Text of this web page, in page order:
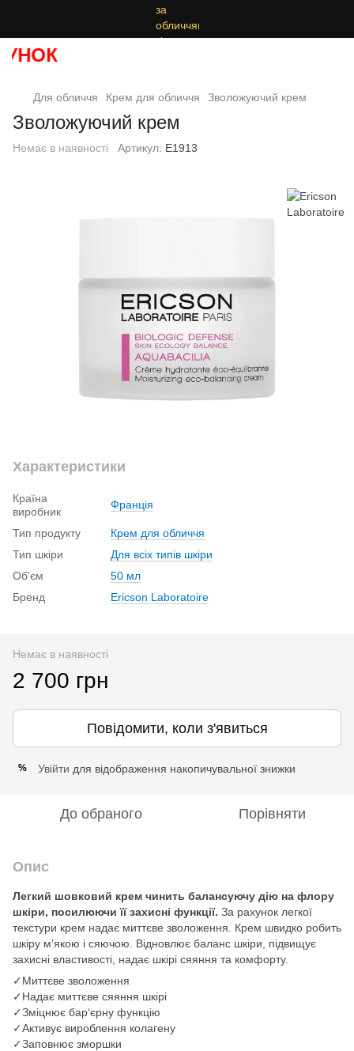
Для обличчя Крем для обличчя Зволожуючий крем
Зволожуючий крем
Немає в наявності Артикул: E1913
Характеристики
Країна
виробник
Франція
Тип продукту
Крем для обличчя
Тип шкіри
Для всіх типів шкіри
Об'єм
50 мл
Бренд
Ericson Laboratoire
Немає в наявності
2 700 грн
Повідомити, коли з'явиться
% Увійти для відображення накопичувальної знижки
До обраного Порівняти
Опис
Легкий шовковий крем чинить балансуючу дію на флору
шкіри, посилюючи її захисні функції. За рахунок легкої
текстури крем надає миттєве зволоження. Крем швидко робить
шкіру м’якою і сяючою. Відновлює баланс шкіри, підвищує
захисні властивості, надає шкірі сяяння та комфорту.
✓Миттєве зволоження
✓Надає миттєве сяяння шкірі
✓Зміцнює бар‘єрну функцію
✓Активує вироблення колагену
✓Заповнює зморшки